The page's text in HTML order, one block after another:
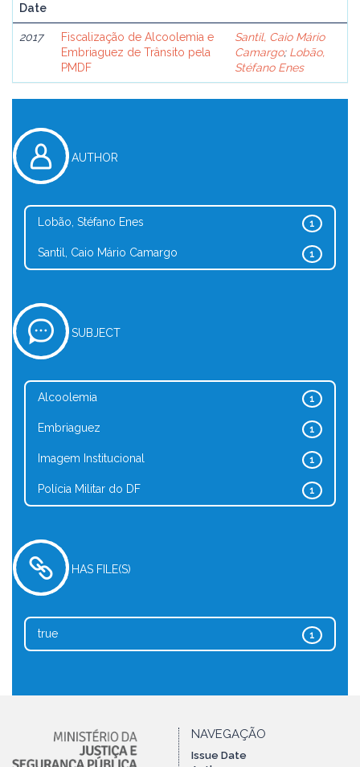
Date
2017
Fiscalização de Alcoolemia e
Embriaguez de Trânsito pela
PMDF
Santil, Caio Mário
Camargo; Lobão,
Stéfano Enes
AUTHOR
1
Lobão, Stéfano Enes
1
Santil, Caio Mário Camargo
SUBJECT
1
Alcoolemia
1
Embriaguez
1
Imagem Institucional
1
Polícia Militar do DF
HAS FILE(S)
1
true
NAVEGAÇÃO
Issue Date